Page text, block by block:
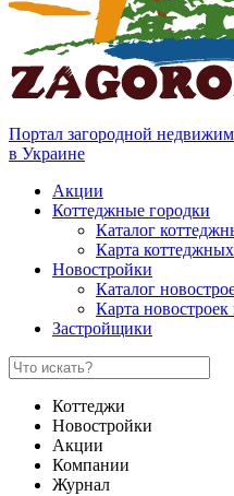
Портал загородной
в Украине
Акции
Коттеджные городки
Каталог
Карта
Новостройки
Каталог
Карта
Застройщики
Коттеджи
Новостройки
Акции
Компании
Журнал